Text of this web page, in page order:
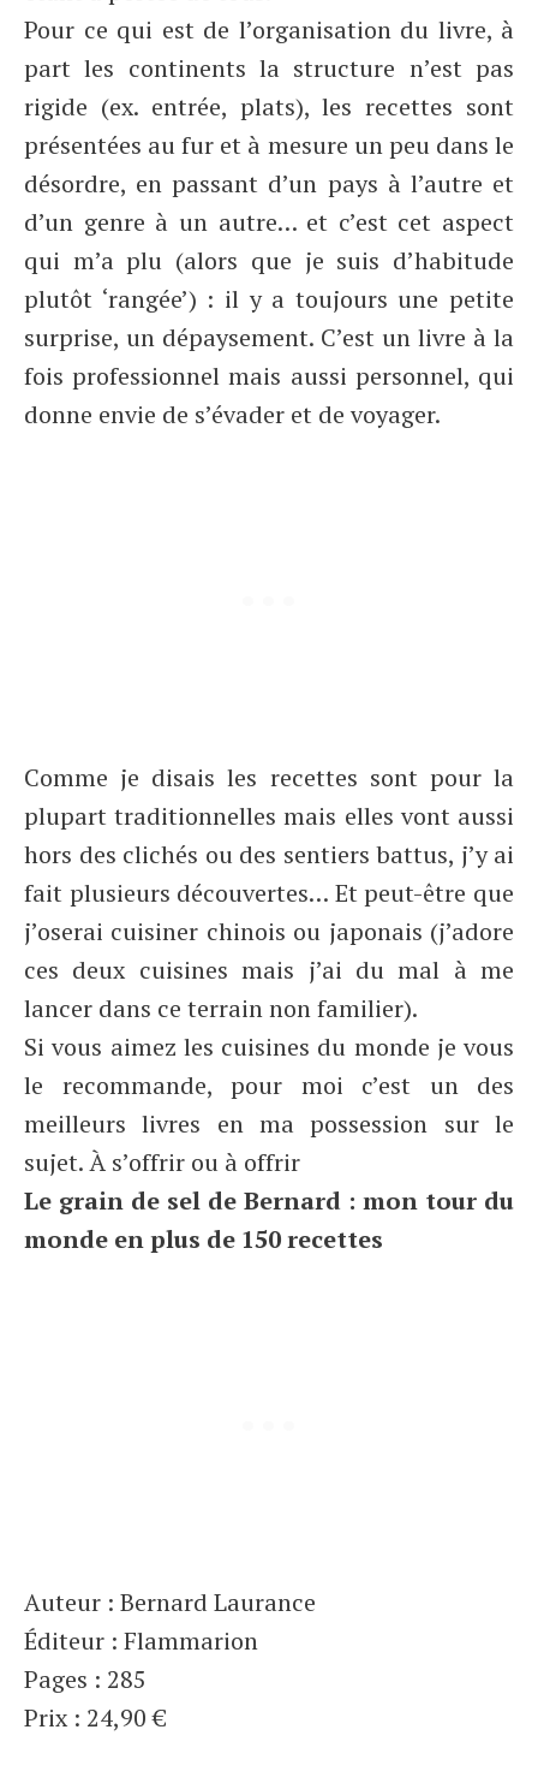
Pour ce qui est de l’organisation du livre, à
part les continents la structure n’est pas
rigide (ex. entrée, plats), les recettes sont
présentées au fur et à mesure un peu dans le
désordre, en passant d’un pays à l’autre et
d’un genre à un autre… et c’est cet aspect
qui m’a plu (alors que je suis d’habitude
plutôt ‘rangée’) : il y a toujours une petite
surprise, un dépaysement. C’est un livre à la
fois professionnel mais aussi personnel, qui
donne envie de s’évader et de voyager.
Comme je disais les recettes sont pour la
plupart traditionnelles mais elles vont aussi
hors des clichés ou des sentiers battus, j’y ai
fait plusieurs découvertes… Et peut-être que
j’oserai cuisiner chinois ou japonais (j’adore
ces deux cuisines mais j’ai du mal à me
lancer dans ce terrain non familier).
Si vous aimez les cuisines du monde je vous
le recommande, pour moi c’est un des
meilleurs livres en ma possession sur le
sujet. À s’offrir ou à offrir
Le grain de sel de Bernard : mon tour du
monde en plus de 150 recettes
Auteur : Bernard Laurance
Éditeur : Flammarion
Pages : 285
Prix : 24,90 €